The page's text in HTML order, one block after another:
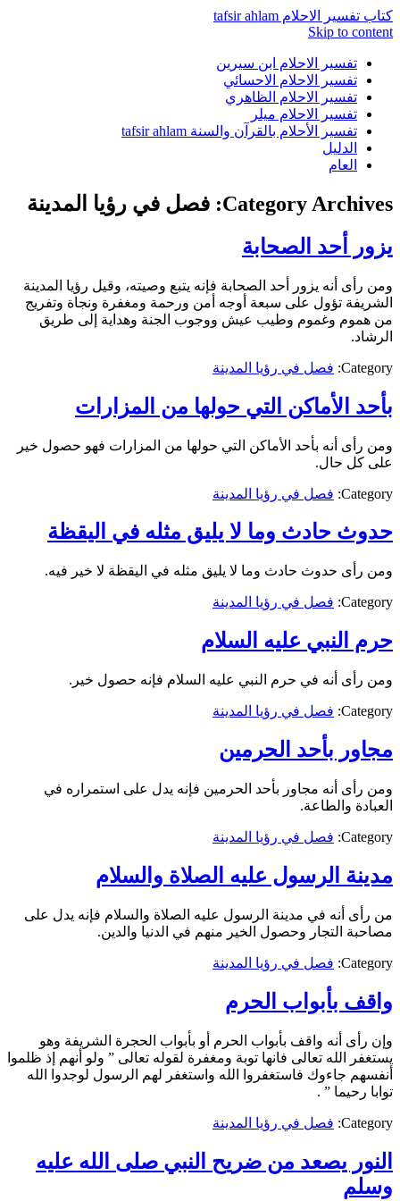
كتاب تفسير الاحلام tafsir ahlam
Skip to content
تفسير الاحلام ابن سيرين
تفسير الاحلام الاحسائي
تفسير الاحلام الظاهري
تفسير الاحلام ميلر
تفسير الأحلام بالقرآن والسنة tafsir ahlam
الدليل
العام
Category Archives: فصل في رؤيا المدينة
يزور أحد الصحابة
ومن رأى أنه يزور أحد الصحابة فإنه يتبع وصيته، وقيل رؤيا المدينة
الشريفة تؤول على سبعة أوجه أمن ورحمة ومغفرة ونجاة وتفريج
من هموم وغموم وطيب عيش ووجوب الجنة وهداية إلى طريق
الرشاد.
Category: فصل في رؤيا المدينة
بأحد الأماكن التي حولها من المزارات
ومن رأى أنه بأحد الأماكن التي حولها من المزارات فهو حصول خير
على كل حال.
Category: فصل في رؤيا المدينة
حدوث حادث وما لا يليق مثله في اليقظة
ومن رأى حدوث حادث وما لا يليق مثله في اليقظة لا خير فيه.
Category: فصل في رؤيا المدينة
حرم النبي عليه السلام
ومن رأى أنه في حرم النبي عليه السلام فإنه حصول خير.
Category: فصل في رؤيا المدينة
مجاور بأحد الحرمين
ومن رأى أنه مجاور بأحد الحرمين فإنه يدل على استمراره في
العبادة والطاعة.
Category: فصل في رؤيا المدينة
مدينة الرسول عليه الصلاة والسلام
من رأى أنه في مدينة الرسول عليه الصلاة والسلام فإنه يدل على
مصاحبة التجار وحصول الخير منهم في الدنيا والدين.
Category: فصل في رؤيا المدينة
واقف بأبواب الحرم
وإن رأى أنه واقف بأبواب الحرم أو بأبواب الحجرة الشريفة وهو
يستغفر الله تعالى فانها توبة ومغفرة لقوله تعالى ” ولو أنهم إذ ظلموا
أنفسهم جاءوك فاستغفروا الله واستغفر لهم الرسول لوجدوا الله
توابا رحيما ” .
Category: فصل في رؤيا المدينة
النور يصعد من ضريح النبي صلى الله عليه
وسلم